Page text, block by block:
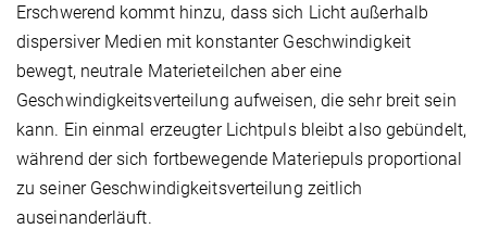
Erschwerend kommt hinzu, dass sich Licht außerhalb
dispersiver Medien mit konstanter Geschwindigkeit
bewegt, neutrale Materieteilchen aber eine
Geschwindigkeitsverteilung aufweisen, die sehr breit sein
kann. Ein einmal erzeugter Lichtpuls bleibt also gebündelt,
während der sich fortbewegende Materiepuls proportional
zu seiner Geschwindigkeitsverteilung zeitlich
auseinanderläuft.